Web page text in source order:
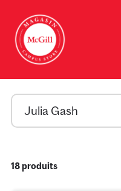
contenu
principal
Primary
Second
Julia Gash
18 produits